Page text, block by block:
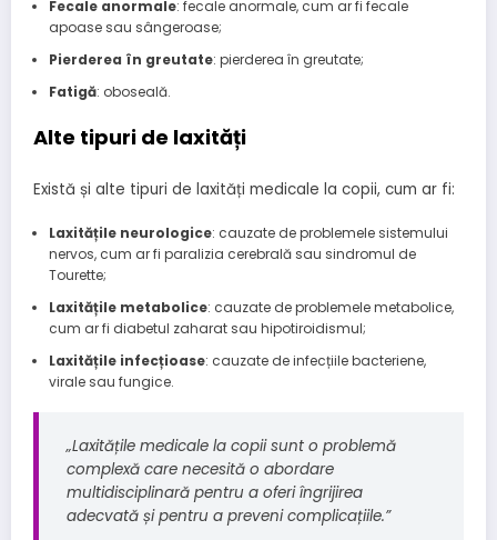
Fecale anormale: fecale anormale, cum ar fi fecale
apoase sau sângeroase;
Pierderea în greutate: pierderea în greutate;
Fatigă: oboseală.
Alte tipuri de laxități
Există și alte tipuri de laxități medicale la copii, cum ar fi:
Laxitățile neurologice: cauzate de problemele sistemului
nervos, cum ar fi paralizia cerebrală sau sindromul de
Tourette;
Laxitățile metabolice: cauzate de problemele metabolice,
cum ar fi diabetul zaharat sau hipotiroidismul;
Laxitățile infecțioase: cauzate de infecțiile bacteriene,
virale sau fungice.
„Laxitățile medicale la copii sunt o problemă
complexă care necesită o abordare
multidisciplinară pentru a oferi îngrijirea
adecvată și pentru a preveni complicațiile.”